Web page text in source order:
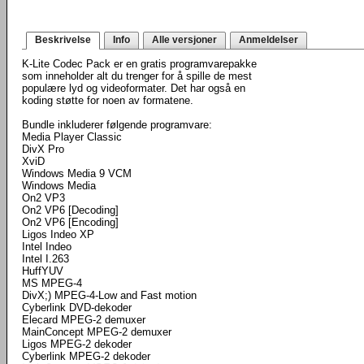
Beskrivelse Info Alle versjoner Anmeldelser
K-Lite Codec Pack er en gratis programvarepakke
som inneholder alt du trenger for å spille de mest
populære lyd og videoformater. Det har også en
koding støtte for noen av formatene.
Bundle inkluderer følgende programvare:
Media Player Classic
DivX Pro
XviD
Windows Media 9 VCM
Windows Media
On2 VP3
On2 VP6 [Decoding]
On2 VP6 [Encoding]
Ligos Indeo XP
Intel Indeo
Intel I.263
HuffYUV
MS MPEG-4
DivX;) MPEG-4-Low and Fast motion
Cyberlink DVD-dekoder
Elecard MPEG-2 demuxer
MainConcept MPEG-2 demuxer
Ligos MPEG-2 dekoder
Cyberlink MPEG-2 dekoder